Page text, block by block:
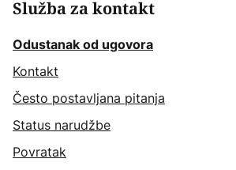
Služba za kontakt
Odustanak od ugovora
Kontakt
Često postavljana pitanja
Status narudžbe
Povratak